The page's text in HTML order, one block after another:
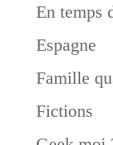
En temps
Espagne
Famille
Fictions